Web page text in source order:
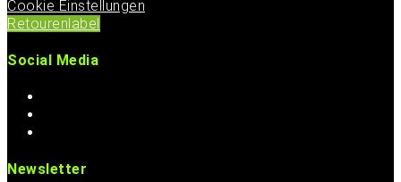
Cookie Einstellungen
Retourenlabel
Social Media
Newsletter